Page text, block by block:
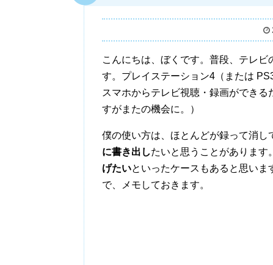
こんにちは、ぼくです。普段、テレ
す。プレイステーション4（または
スマホからテレビ視聴・録画ができ
すがまたの機会に。）
僕の使い方は、ほとんどが録って消し
に書き出したいと思うことがあります
げたいといったケースもあると思いま
で、メモしておきます。